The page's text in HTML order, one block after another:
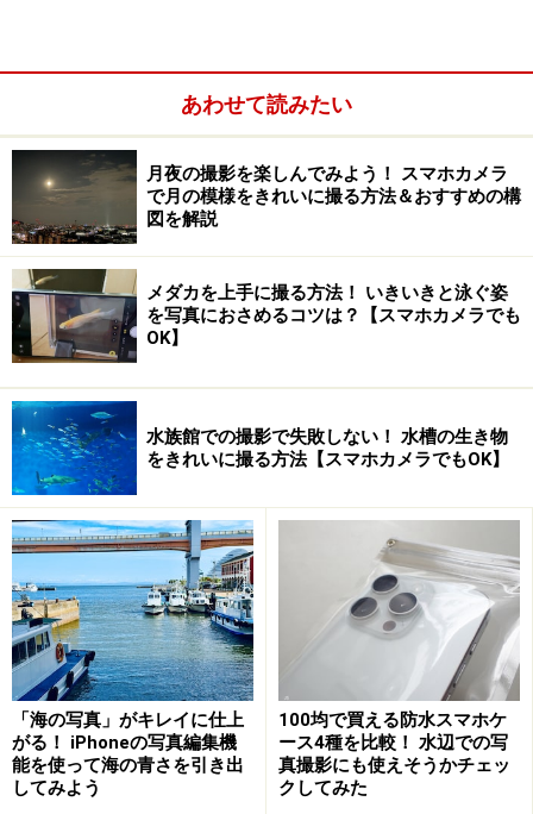
シャッターリモコン付きの三脚や自撮り棒もある。
100円ショップによっては、シャッターリモコン付きの
スマホ用三脚や自撮り棒も販売されています。これらの
商品にはスマホホルダーなどが標準装備されているた
め、装着するだけですぐに撮影に取りかかれます。
Bluetooth接続すれば準備完了
あわせて読みたい
月夜の撮影を楽しんでみよう！ スマホカメラ
で月の模様をきれいに撮る方法＆おすすめの構
図を解説
メダカを上手に撮る方法！ いきいきと泳ぐ姿
を写真におさめるコツは？【スマホカメラでも
OK】
水族館での撮影で失敗しない！ 水槽の生き物
をきれいに撮る方法【スマホカメラでもOK】
「海の写真」がキレイに仕上
がる！ iPhoneの写真編集機
能を使って海の青さを引き出
してみよう
100均で買える防水スマホケ
ース4種を比較！ 水辺での写
真撮影にも使えそうかチェッ
クしてみた